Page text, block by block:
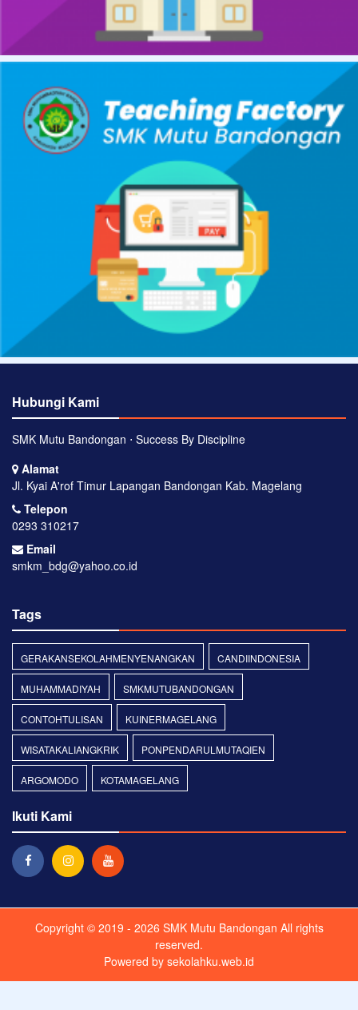
Hubungi Kami
SMK Mutu Bandongan ⋅ Success By Discipline
Alamat
Jl. Kyai A'rof Timur Lapangan Bandongan Kab. Magelang
Telepon
0293 310217
Email
smkm_bdg@yahoo.co.id
Tags
GERAKANSEKOLAHMENYENANGKAN CANDIINDONESIA
MUHAMMADIYAH SMKMUTUBANDONGAN
CONTOHTULISAN KUINERMAGELANG
WISATAKALIANGKRIK PONPENDARULMUTAQIEN
ARGOMODO KOTAMAGELANG
Ikuti Kami
Copyright © 2019 - 2026 SMK Mutu Bandongan All rights
reserved.
Powered by sekolahku.web.id